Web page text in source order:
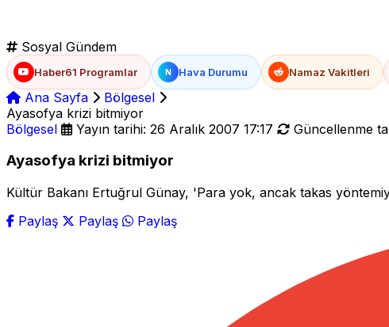
Sosyal Gündem
Haber61 Programlar N Hava Durumu Namaz Vakitleri
Ana Sayfa
Bölgesel
Ayasofya krizi bitmiyor
Bölgesel
Yayın tarihi: 26 Aralık 2007 17:17 Güncellenme
Ayasofya krizi bitmiyor
Kültür Bakanı Ertuğrul Günay, 'Para yok, ancak takas
Paylaş
Paylaş Paylaş